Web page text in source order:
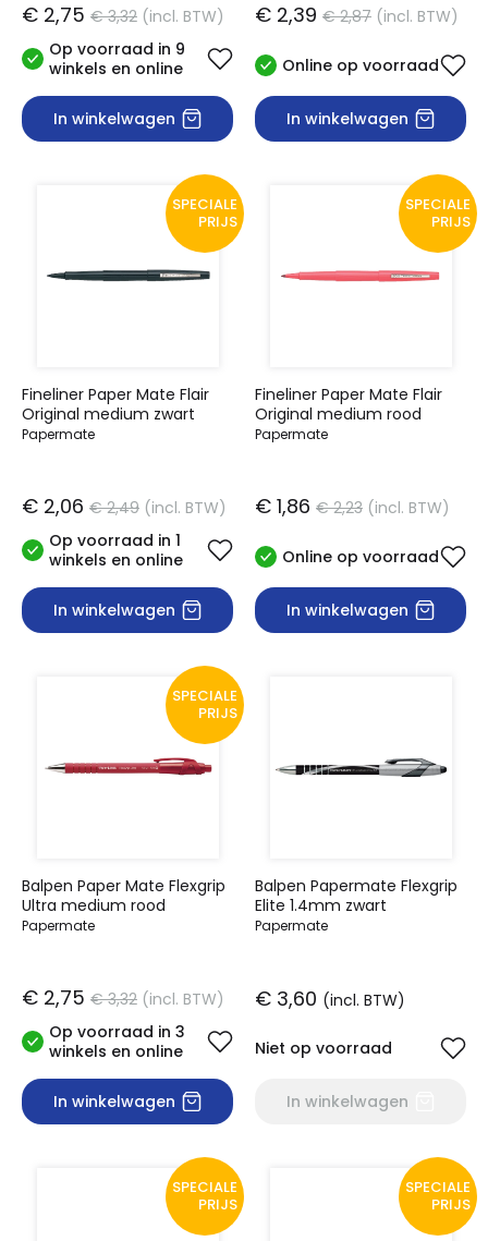
€ 2,75 € 3,32 (incl. BTW)
Op voorraad in 9
winkels en online
In winkelwagen
€ 2,39 € 2,87 (incl. BTW)
Online op voorraad
In winkelwagen
SPECIALE
PRIJS
Fineliner Paper Mate Flair
Original medium zwart
Papermate
€ 2,06 € 2,49 (incl. BTW)
Op voorraad in 1
winkels en online
In winkelwagen
SPECIALE
PRIJS
Fineliner Paper Mate Flair
Original medium rood
Papermate
€ 1,86 € 2,23 (incl. BTW)
Online op voorraad
In winkelwagen
SPECIALE
PRIJS
Balpen Paper Mate Flexgrip
Ultra medium rood
Papermate
€ 2,75 € 3,32 (incl. BTW)
Op voorraad in 3
winkels en online
In winkelwagen
Balpen Papermate Flexgrip
Elite 1.4mm zwart
Papermate
€ 3,60 (incl. BTW)
Niet op voorraad
In winkelwagen
SPECIALE
PRIJS
SPECIALE
PRIJS